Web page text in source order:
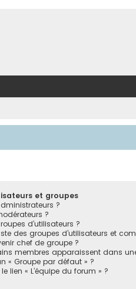
et groupes
?
?
d’utilisateurs ?
des groupes d’utilisateurs et
chef de groupe ?
membres apparaissent dans
« Groupe par défaut » ?
lien « L’équipe du forum » ?